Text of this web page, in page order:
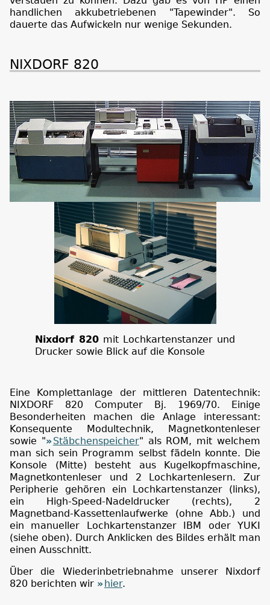
handlichen akkubetriebenen "Tapewinder". So
dauerte das Aufwickeln nur wenige Sekunden.
NIXDORF 820
Nixdorf 820mit Lochkartenstanzer und
Drucker sowie Blick auf die Konsole
Eine Komplettanlage der mittleren Datentechnik:
NIXDORF 820 Computer Bj. 1969/70. Einige
Besonderheiten machen die Anlage interessant:
Konsequente Modultechnik, Magnetkontenleser
sowie "
Stäbchenspeicher" als ROM, mit welchem
man sich sein Programm selbst fädeln konnte. Die
Konsole (Mitte) besteht aus Kugelkopfmaschine,
Magnetkontenleser und 2 Lochkartenlesern. Zur
Peripherie gehören ein Lochkartenstanzer (links),
ein High-Speed-Nadeldrucker (rechts), 2
Magnetband-Kassettenlaufwerke (ohne Abb.) und
ein manueller Lochkartenstanzer IBM oder YUKI
(siehe oben). Durch Anklicken des Bildes erhält man
einen Ausschnitt.
Über die Wiederinbetriebnahme unserer Nixdorf
820 berichten wir
hier.